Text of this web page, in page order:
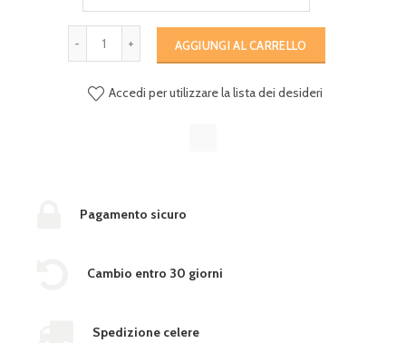
AGGIUNGI AL CARRELLO
Accedi per utilizzare la lista dei desideri
Pagamento sicuro
Cambio entro 30 giorni
Spedizione celere